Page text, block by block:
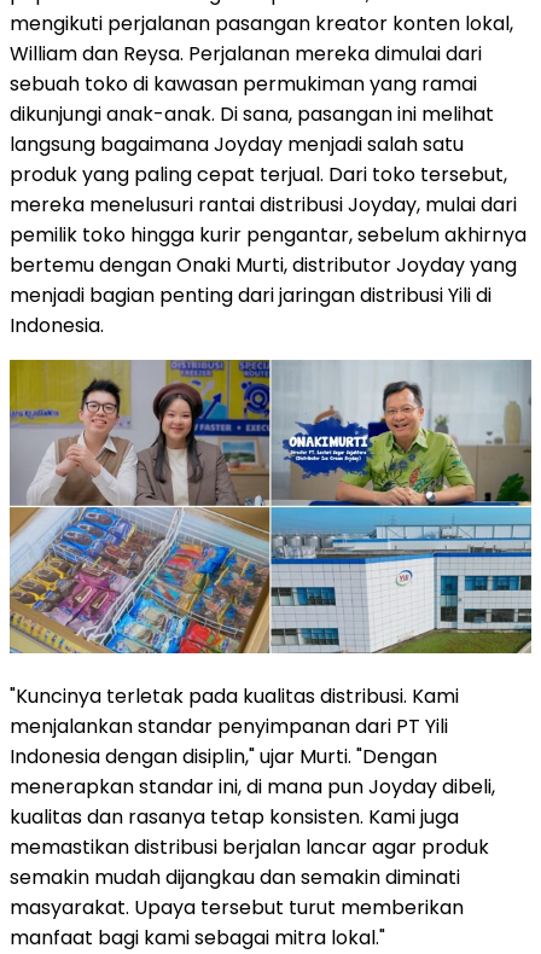
mengikuti perjalanan pasangan kreator konten lokal,
William dan Reysa. Perjalanan mereka dimulai dari
sebuah toko di kawasan permukiman yang ramai
dikunjungi anak-anak. Di sana, pasangan ini melihat
langsung bagaimana Joyday menjadi salah satu
produk yang paling cepat terjual. Dari toko tersebut,
mereka menelusuri rantai distribusi Joyday, mulai dari
pemilik toko hingga kurir pengantar, sebelum akhirnya
bertemu dengan Onaki Murti, distributor Joyday yang
menjadi bagian penting dari jaringan distribusi Yili di
Indonesia.
"Kuncinya terletak pada kualitas distribusi. Kami
menjalankan standar penyimpanan dari PT Yili
Indonesia dengan disiplin," ujar Murti. "Dengan
menerapkan standar ini, di mana pun Joyday dibeli,
kualitas dan rasanya tetap konsisten. Kami juga
memastikan distribusi berjalan lancar agar produk
semakin mudah dijangkau dan semakin diminati
masyarakat. Upaya tersebut turut memberikan
manfaat bagi kami sebagai mitra lokal."